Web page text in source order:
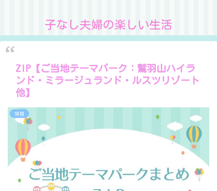
子なし夫婦の楽しい生活
ZIP【ご当地テーマパーク：鷲羽山ハイラ
ンド・ミラージュランド・ルスツリゾート
他】
情報